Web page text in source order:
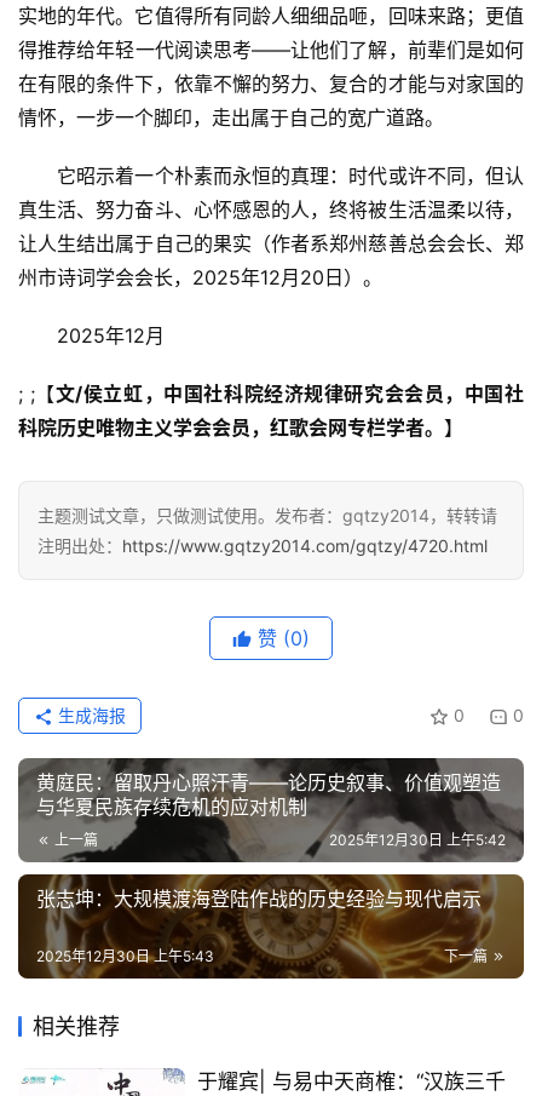
实地的年代。它值得所有同龄人细细品咂，回味来路；更值
得推荐给年轻一代阅读思考——让他们了解，前辈们是如何
在有限的条件下，依靠不懈的努力、复合的才能与对家国的
情怀，一步一个脚印，走出属于自己的宽广道路。
它昭示着一个朴素而永恒的真理：时代或许不同，但认
真生活、努力奋斗、心怀感恩的人，终将被生活温柔以待，
让人生结出属于自己的果实（作者系郑州慈善总会会长、郑
州市诗词学会会长，2025年12月20日）。
2025年12月
; ;【文/侯立虹，中国社科院经济规律研究会会员，中国社
科院历史唯物主义学会会员，红歌会网专栏学者。 】
主题测试文章，只做测试使用。发布者：gqtzy2014，转转请
注明出处： https://www.gqtzy2014.com/gqtzy/4720.html
赞 (0)
0 0
生成海报
黄庭民：留取丹心照汗青——论历史叙事、价值观塑造
与华夏民族存续危机的应对机制
上一篇 2025年12月30日 上午5:42
张志坤：大规模渡海登陆作战的历史经验与现代启示
下一篇
2025年12月30日 上午5:43
相关推荐
于耀宾| 与易中天商榷：“汉族三千